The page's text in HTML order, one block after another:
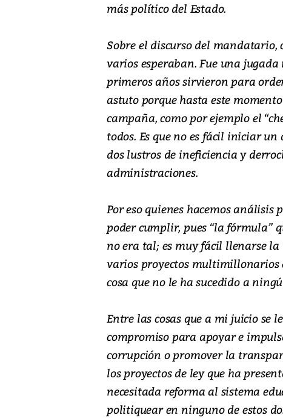
más político del Estado.
Sobre el discurso del mandatario,
varios esperaban. Fue una
primeros años sirvieron para
astuto porque hasta este
campaña, como por ejemplo el
todos. Es que no es fácil iniciar un
dos lustros de ineficiencia y
administraciones.
Por eso quienes hacemos
poder cumplir, pues “la fórmula”
no era tal; es muy fácil llenarse la
varios proyectos multimillonarios
cosa que no le ha sucedido a
Entre las cosas que a mi juicio se
compromiso para apoyar e
corrupción o promover la
los proyectos de ley que ha
necesitada reforma al sistema
politiquear en ninguno de estos